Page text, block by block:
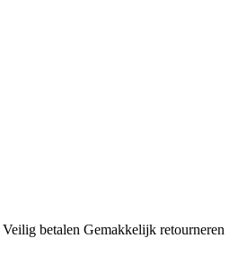
Veilig betalen Gemakkelijk retourneren